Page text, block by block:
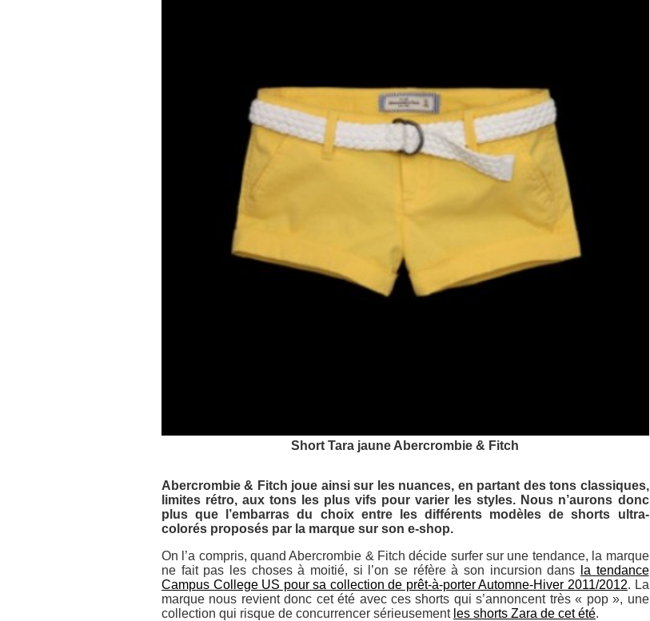
Short Tara jaune Abercrombie & Fitch
Abercrombie & Fitch joue ainsi sur les nuances, en partant des tons classiques,
limites rétro, aux tons les plus vifs pour varier les styles. Nous n’aurons donc
plus que l’embarras du choix entre les différents modèles de shorts ultra-
colorés proposés par la marque sur son e-shop.
On l’a compris, quand Abercrombie & Fitch décide surfer sur une tendance, la marque
ne fait pas les choses à moitié, si l’on se réfère à son incursion dans
la tendance
Campus College US pour sa collection de prêt-à-porter Automne-Hiver 2011/2012. La
marque nous revient donc cet été avec ces shorts qui s’annoncent très « pop », une
collection qui risque de concurrencer sérieusement les shorts Zara de cet été.